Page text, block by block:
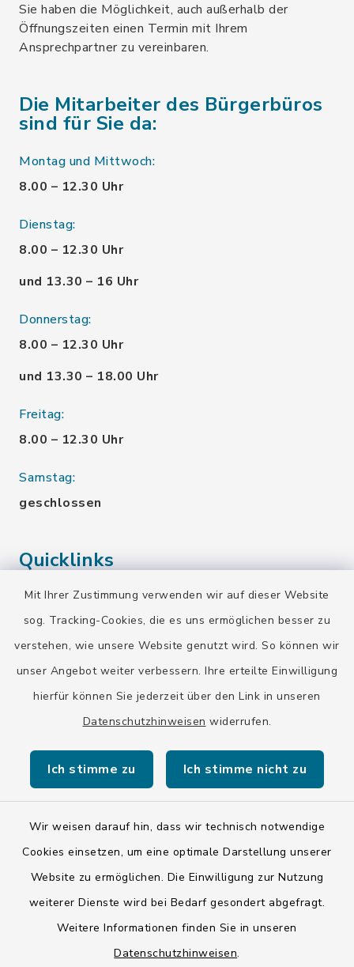
Mit Ihrer Zustimmung verwenden wir auf dieser Website
sog. Tracking-Cookies, die es uns ermöglichen besser zu
verstehen, wie unsere Website genutzt wird. So können wir
unser Angebot weiter verbessern. Ihre erteilte Einwilligung
hierfür können Sie jederzeit über den Link in unseren
Datenschutzhinweisen widerrufen.
Ich stimme zu Ich stimme nicht zu
Wir weisen darauf hin, dass wir technisch notwendige
Cookies einsetzen, um eine optimale Darstellung unserer
Website zu ermöglichen. Die Einwilligung zur Nutzung
weiterer Dienste wird bei Bedarf gesondert abgefragt.
Weitere Informationen finden Sie in unseren
Datenschutzhinweisen.
Sie haben die Möglichkeit, auch außerhalb der
Öffnungszeiten einen Termin mit Ihrem
Ansprechpartner zu vereinbaren.
Die Mitarbeiter des Bürgerbüros
sind für Sie da:
Montag und Mittwoch:
8.00 – 12.30 Uhr
Dienstag:
8.00 – 12.30 Uhr
und 13.30 – 16 Uhr
Donnerstag:
8.00 – 12.30 Uhr
und 13.30 – 18.00 Uhr
Freitag:
8.00 – 12.30 Uhr
Samstag:
geschlossen
Quicklinks
Landratsamt Bad Tölz-Wolfratshausen
BayernPortal
Kontakt
Barrierefreiheit
Impressum
LSI-Siegel